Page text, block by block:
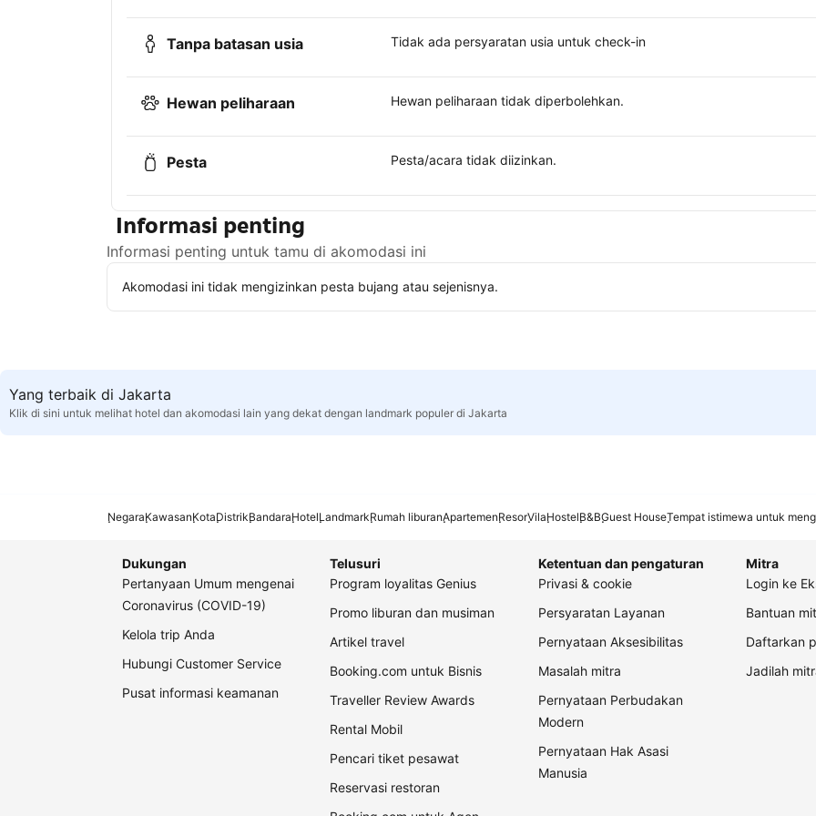
Tanpa batasan usia Tidak ada persyaratan usia untuk check-in
Hewan peliharaan Hewan peliharaan tidak diperbolehkan.
Pesta Pesta/acara tidak diizinkan.
Informasi penting
Informasi penting untuk tamu di akomodasi ini
Akomodasi ini tidak mengizinkan pesta bujang atau sejenisnya.
Yang terbaik di Jakarta
Klik di sini untuk melihat hotel dan akomodasi lain yang dekat dengan landmark populer di Jakarta
NegaraKawasanKotaDistrikBandaraHotelLandmarkRumah liburanApartemenResorVilaHostelB&BGuest HouseTempat istimewa untuk
Dukungan
Pertanyaan Umum mengenai
Coronavirus (COVID-19)
Kelola trip Anda
Hubungi Customer Service
Pusat informasi keamanan
Telusuri
Program loyalitas Genius
Promo liburan dan musiman
Artikel travel
Booking.com untuk Bisnis
Traveller Review Awards
Rental Mobil
Pencari tiket pesawat
Reservasi restoran
Ketentuan dan pengaturan
Privasi & cookie
Persyaratan Layanan
Pernyataan Aksesibilitas
Masalah mitra
Pernyataan Perbudakan
Modern
Pernyataan Hak Asasi
Manusia
Mitra
Login ke
Bantuan
Daftarkan
Jadilah